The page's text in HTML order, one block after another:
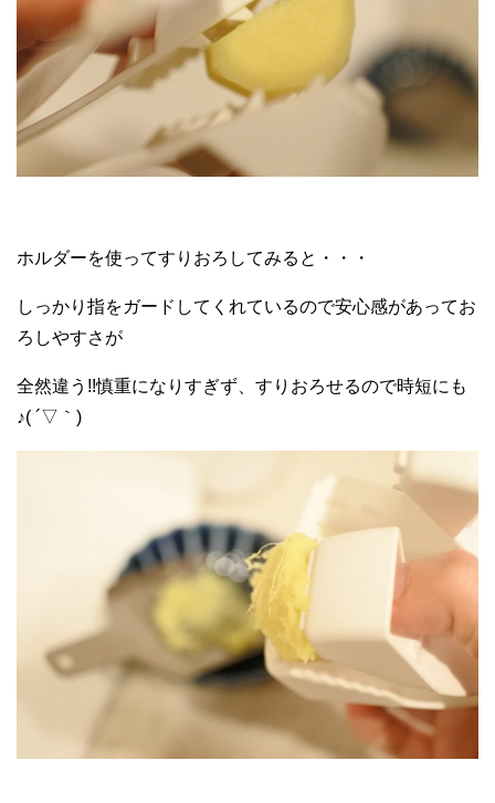
ホルダーを使ってすりおろしてみると・・・
しっかり指をガードしてくれているので安心感があってお
ろしやすさが
全然違う!!慎重になりすぎず、すりおろせるので時短にも
♪( ´▽｀)